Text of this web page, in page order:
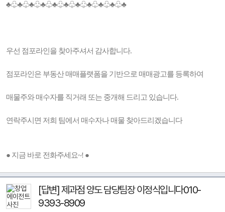
♣♧♣♧♣♧♣♧♣♧♣♧♣♧♣♧♣♧♣♧♣
우선 점포라인을 찾아주셔서 감사합니다.
점포라인은 부동산 매매플랫폼을 기반으로 매매광고를 등록하여
매물주와 매수자를 직거래 또는 중개해 드리고 있습니다.
연락주시면 저희 팀에서 매수자나 매물 찾아드리겠습니다
● 지금 바로 전화주세요~! ●
[답변] 제과점 양도 담당팀장 이정식입니다010-
9393-8909